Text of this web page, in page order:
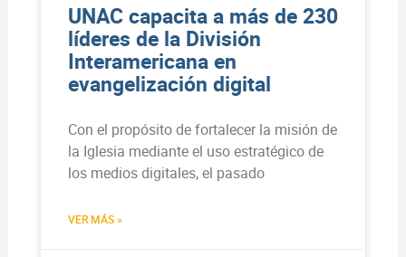
UNAC capacita a más de 230
líderes de la División
Interamericana en
evangelización digital
Con el propósito de fortalecer la misión de
la Iglesia mediante el uso estratégico de
los medios digitales, el pasado
VER MÁS »